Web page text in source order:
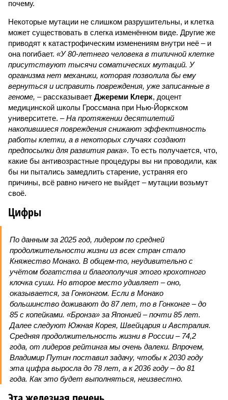
почему.
Некоторые мутации не слишком разрушительны, и клетка
может существовать в слегка изменённом виде. Другие же
приводят к катастрофическим изменениям внутри неё – и
она погибает. «У 80-летнего человека в типичной клетке
присутствуют тысячи соматических мутаций. У
организма нет механики, которая позволила бы ему
вернуться и исправить повреждения, уже записанные в
геноме, – рассказывает Джереми Клерк, доцент
медицинской школы Гроссмана при Нью-Йоркском
университете. – На протяжении десятилетий
накопившиеся повреждения снижают эффективность
работы клетки, а в некоторых случаях создают
предпосылки для развития рака». То есть получается, что,
какие бы антивозрастные процедуры вы ни проводили, как
бы ни пытались замедлить старение, устраняя его
причины, всё равно ничего не выйдет – мутации возьмут
своё.
Цифры
По данным за 2025 год, лидером по средней
продолжительности жизни из всех стран стало
Княжество Монако. В общем-то, неудивительно с
учётом богатства и благополучия этого крохотного
клочка суши. Но второе место удивляет – оно,
оказывается, за Гонконгом. Если в Монако
большинство доживают до 87 лет, то в Гонконге – до
85 с копейками. «Бронза» за Японией – почти 85 лет.
Далее следуют Южная Корея, Швейцария и Австралия.
Средняя продолжительность жизни в России – 74,2
года, от лидеров рейтинга мы очень далеки. Впрочем,
Владимир Путин поставил задачу, чтобы к 2030 году
эта цифра выросла до 78 лет, а к 2036 году – до 81
года. Как это будет выполняться, неизвестно.